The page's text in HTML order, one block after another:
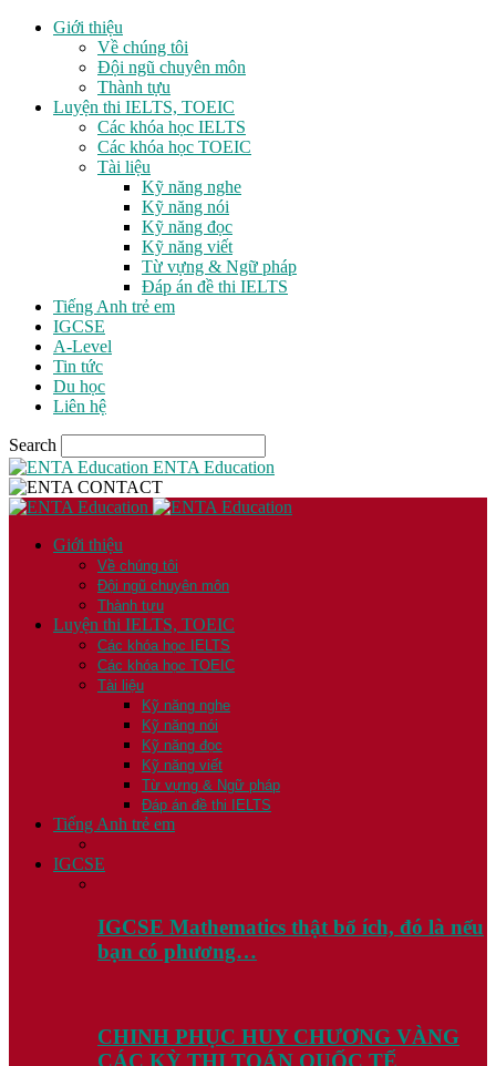
Giới thiệu
Về chúng tôi
Đội ngũ chuyên môn
Thành tựu
Luyện thi IELTS, TOEIC
Các khóa học IELTS
Các khóa học TOEIC
Tài liệu
Kỹ năng nghe
Kỹ năng nói
Kỹ năng đọc
Kỹ năng viết
Từ vựng & Ngữ pháp
Đáp án đề thi IELTS
Tiếng Anh trẻ em
IGCSE
A-Level
Tin tức
Du học
Liên hệ
Search
ENTA Education
Giới thiệu
Về chúng tôi
Đội ngũ chuyên môn
Thành tựu
Luyện thi IELTS, TOEIC
Các khóa học IELTS
Các khóa học TOEIC
Tài liệu
Kỹ năng nghe
Kỹ năng nói
Kỹ năng đọc
Kỹ năng viết
Từ vựng & Ngữ pháp
Đáp án đề thi IELTS
Tiếng Anh trẻ em
IGCSE
IGCSE Mathematics thật bổ ích, đó là nếu
bạn có phương…
CHINH PHỤC HUY CHƯƠNG VÀNG
CÁC KỲ THI TOÁN QUỐC TẾ